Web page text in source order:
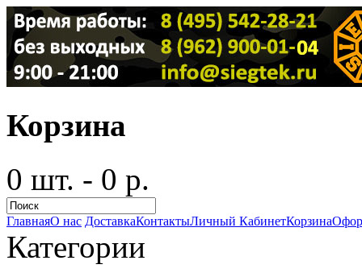
Корзина
0 шт. - 0 р.
ГлавнаяО нас ДоставкаКонтактыЛичный КабинетКорзина
Категории